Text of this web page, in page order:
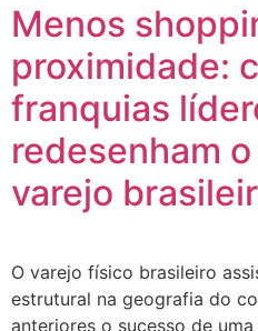
Menos
proximidade:
franquias
redesenham
varejo
O varejo físico brasileiro
estrutural na geografia do
anteriores o sucesso de